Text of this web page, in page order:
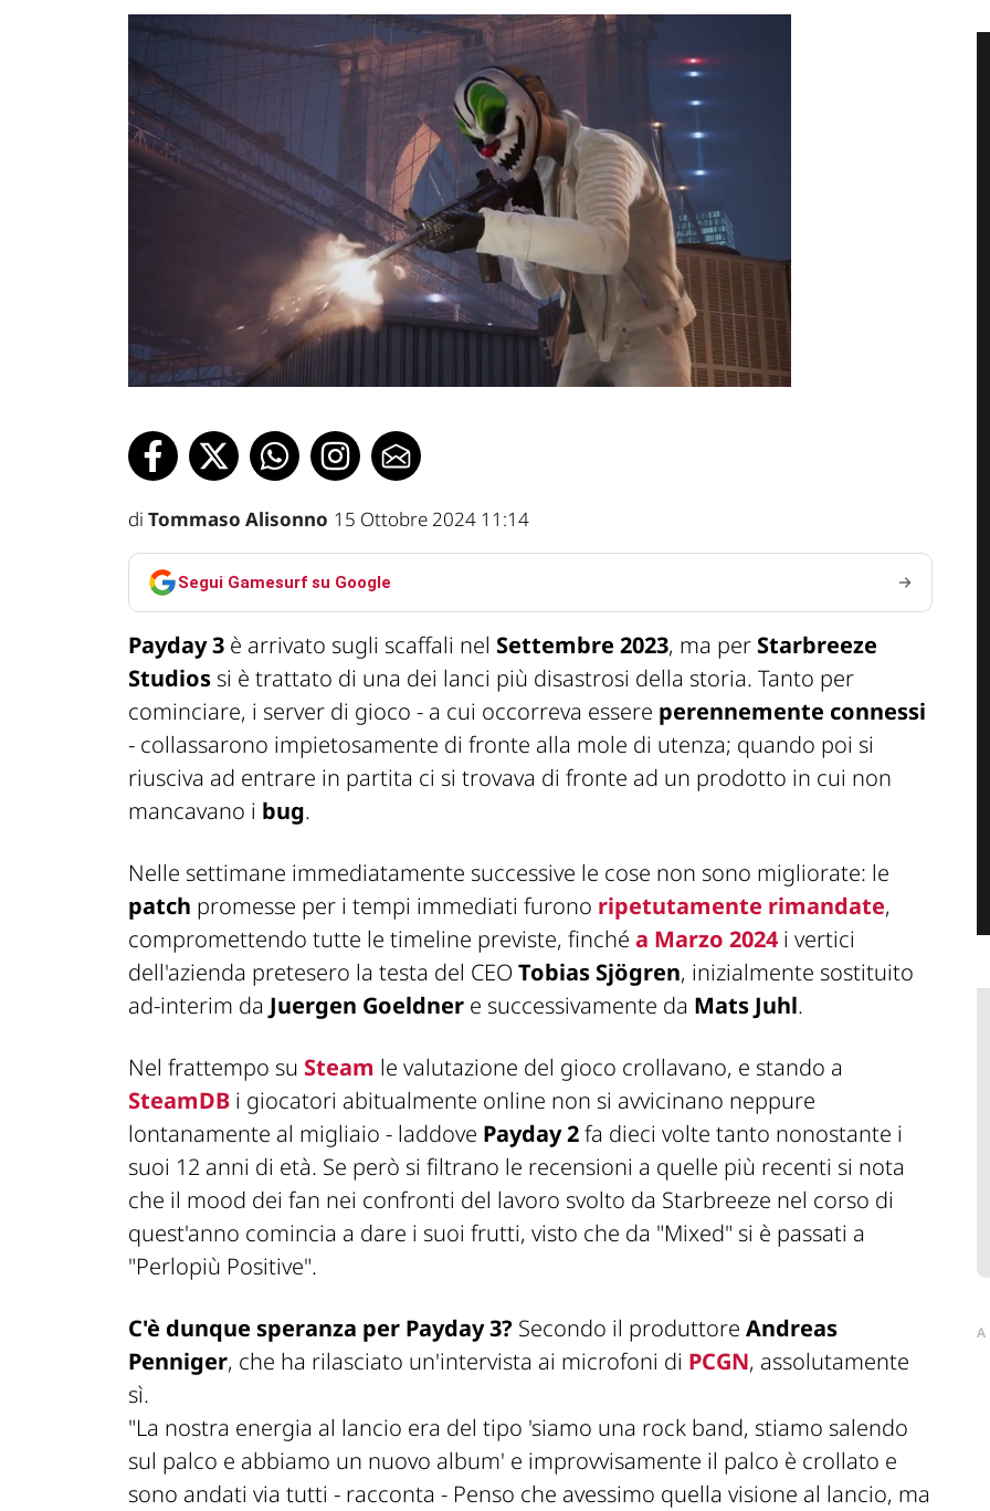
di Tommaso Alisonno 15 Ottobre 2024 11:14
Segui Gamesurf su Google
Payday 3 è arrivato sugli scaffali nel Settembre 2023, ma per Starbreeze
Studios si è trattato di una dei lanci più disastrosi della storia. Tanto per
cominciare, i server di gioco - a cui occorreva essere perennemente connessi
- collassarono impietosamente di fronte alla mole di utenza; quando poi si
riusciva ad entrare in partita ci si trovava di fronte ad un prodotto in cui non
mancavano i bug.
Nelle settimane immediatamente successive le cose non sono migliorate: le
patch promesse per i tempi immediati furono ripetutamente rimandate,
compromettendo tutte le timeline previste, finché a Marzo 2024 i vertici
dell'azienda pretesero la testa del CEO Tobias Sjögren, inizialmente sostituito
ad-interim da Juergen Goeldner e successivamente da Mats Juhl.
Nel frattempo su Steam le valutazione del gioco crollavano, e stando a
SteamDB i giocatori abitualmente online non si avvicinano neppure
lontanamente al migliaio - laddove Payday 2fa dieci volte tanto nonostante i
suoi 12 anni di età. Se però si filtrano le recensioni a quelle più recenti si nota
che il mood dei fan nei confronti del lavoro svolto da Starbreeze nel corso di
quest'anno comincia a dare i suoi frutti, visto che da "Mixed" si è passati a
"Perlopiù Positive".
C'è dunque speranza per Payday 3? Secondo il produttore Andreas
Penniger, che ha rilasciato un'intervista ai microfoni di PCGN, assolutamente
sì.
"La nostra energia al lancio era del tipo 'siamo una rock band, stiamo salendo
sul palco e abbiamo un nuovo album' e improvvisamente il palco è crollato e
sono andati via tutti - racconta - Penso che avessimo quella visione al lancio, ma